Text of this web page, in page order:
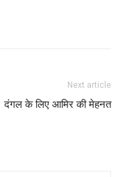
Next article
दंगल के लिए आमिर की मेहनत